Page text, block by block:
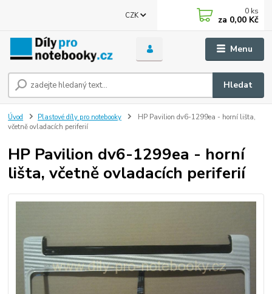
Menu
CZK
Hledat
0 ks
za 0,00 Kč
Úvod Plastové díly pro notebooky
HP Pavilion dv6-1299ea - horní lišta,
včetně ovladacích periferií
HP Pavilion dv6-1299ea - horní
lišta, včetně ovladacích periferií